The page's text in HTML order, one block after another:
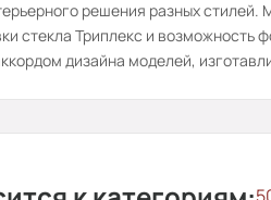
решения разных
стекла Триплекс и возможность
дизайна моделей,